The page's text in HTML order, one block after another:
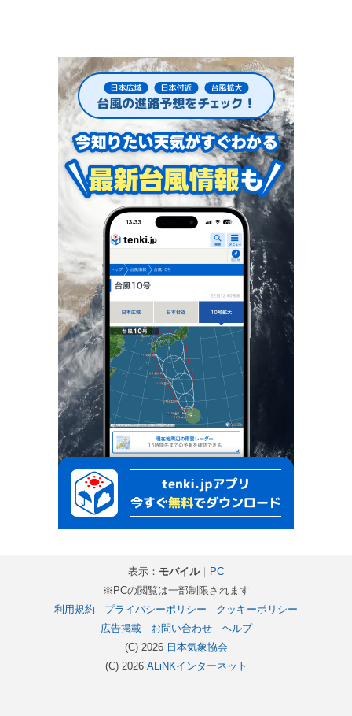
表示： モバイル｜ PC
※PCの閲覧は一部制限されます
利用規約 - プライバシーポリシー - クッキーポリシー
広告掲載- お問い合わせ- ヘルプ
(C) 2026 日本気象協会
(C) 2026 ALiNKインターネット